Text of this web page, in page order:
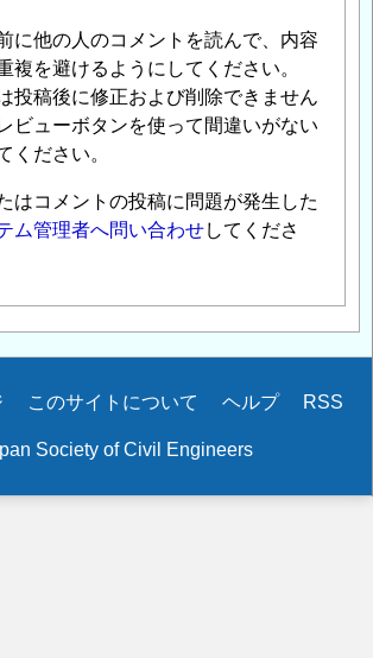
に他の人のコメントを読んで、内容
複を避けるようにしてください。
投稿後に修正および削除できません
ビューボタンを使って間違いがない
ください。
はコメントの投稿に問題が発生した
ム管理者へ問い合わせしてくださ
このサイトについて ヘルプ RSS
Society of Civil Engineers